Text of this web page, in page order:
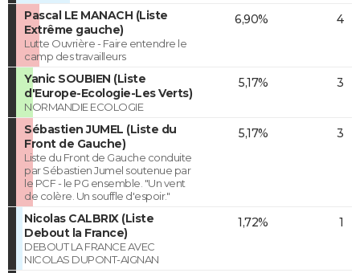
Pascal LE MANACH (Liste
Extrême gauche)
Lutte Ouvrière - Faire entendre le
camp des travailleurs
6,90% 4
Yanic SOUBIEN (Liste
d'Europe-Ecologie-Les Verts)
NORMANDIE ECOLOGIE
5,17% 3
Sébastien JUMEL (Liste du
Front de Gauche)
Liste du Front de Gauche conduite
par Sébastien Jumel soutenue par
le PCF - le PG ensemble. "Un vent
de colère. Un souffle d'espoir."
5,17% 3
Nicolas CALBRIX (Liste
Debout la France)
DEBOUT LA FRANCE AVEC
NICOLAS DUPONT-AIGNAN
1,72% 1